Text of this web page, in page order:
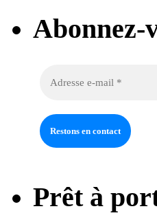
Abonnez-
Prêt à